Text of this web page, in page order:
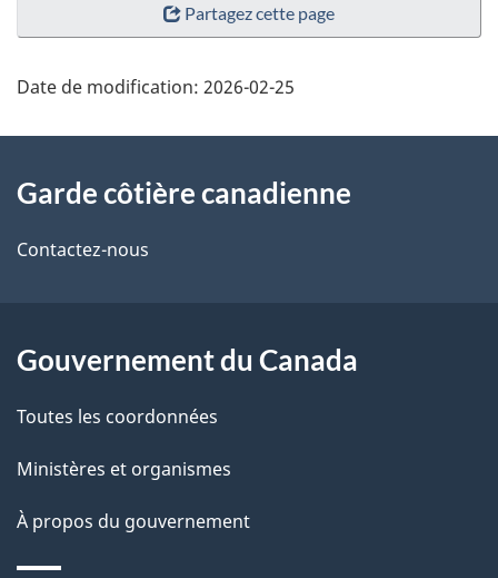
Partagez cette page
Date de modification: 2026-02-25
propos
de
site
Garde côtière canadienne
Contactez-nous
Gouvernement du Canada
Toutes les coordonnées
Ministères et organismes
À propos du gouvernement